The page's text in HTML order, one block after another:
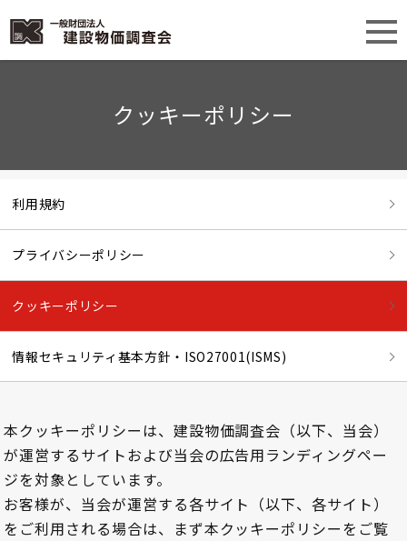
クッキーポリシー
利用規約
プライバシーポリシー
クッキーポリシー
情報セキュリティ基本方針・ISO27001(ISMS)
本クッキーポリシーは、建設物価調査会（以下、当会）
が運営するサイトおよび当会の広告用ランディングペー
ジを対象としています。
お客様が、当会が運営する各サイト（以下、各サイト）
をご利用される場合は、まず本クッキーポリシーをご覧